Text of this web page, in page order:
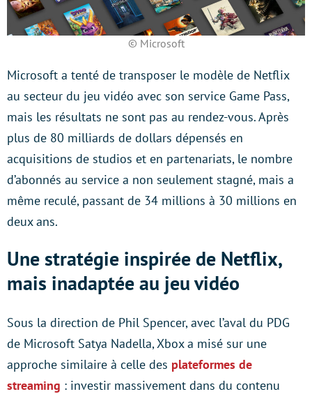
© Microsoft
Microsoft a tenté de transposer le modèle de Netflix
au secteur du jeu vidéo avec son service Game Pass,
mais les résultats ne sont pas au rendez-vous. Après
plus de 80 milliards de dollars dépensés en
acquisitions de studios et en partenariats, le nombre
d’abonnés au service a non seulement stagné, mais a
même reculé, passant de 34 millions à 30 millions en
deux ans.
Une stratégie inspirée de Netflix,
mais inadaptée au jeu vidéo
Sous la direction de Phil Spencer, avec l’aval du PDG
de Microsoft Satya Nadella, Xbox a misé sur une
approche similaire à celle des plateformes de
streaming : investir massivement dans du contenu